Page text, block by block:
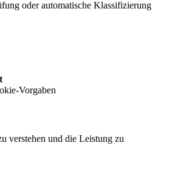
oder automatische Klassifizierung
Vorgaben
verstehen und die Leistung zu